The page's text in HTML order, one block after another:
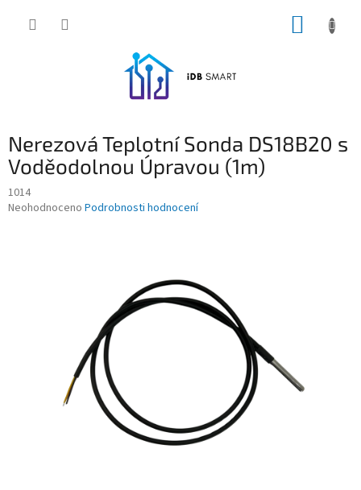
Nerezová Teplotní Sonda DS18B20 s
Voděodolnou Úpravou (1m)
1014
Průměrné
Neohodnoceno Podrobnosti hodnocení